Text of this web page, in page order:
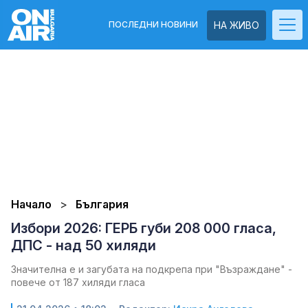
НА ЖИВО
ПОСЛЕДНИ НОВИНИ
Начало България
Избори 2026: ГЕРБ губи 208 000 гласа,
ДПС - над 50 хиляди
Значителна е и загубата на подкрепа при "Възраждане" -
повече от 187 хиляди гласа